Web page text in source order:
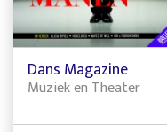
Dans Magazine
Muziek en Theater